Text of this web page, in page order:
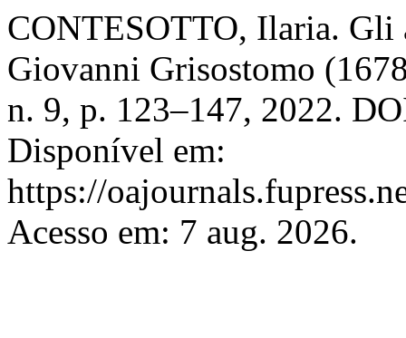
CONTESOTTO, Ilaria.
Giovanni Grisostomo
n. 9, p. 123–147, 2022.
Disponível em:
https://
Acesso em: 7 aug. 2026.